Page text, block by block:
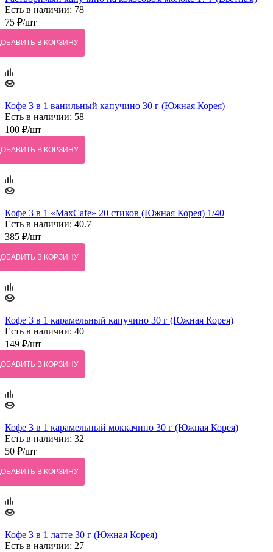
Есть в наличии: 78
75 ₽/шт
В КОРЗИНУ
Кофе 3 в 1 ванильный капучино 30 г (Южная Корея)
Есть в наличии: 58
100 ₽/шт
В КОРЗИНУ
Кофе 3 в 1 «MaxCafe» 20 стиков (Южная Корея) 1/40
Есть в наличии: 40.7
385 ₽/шт
В КОРЗИНУ
Кофе 3 в 1 карамельный капучино 30 г (Южная Корея)
Есть в наличии: 40
149 ₽/шт
В КОРЗИНУ
Кофе 3 в 1 карамельный моккачино 30 г (Южная Корея)
Есть в наличии: 32
50 ₽/шт
В КОРЗИНУ
Кофе 3 в 1 латте 30 г (Южная Корея)
Есть в наличии: 27